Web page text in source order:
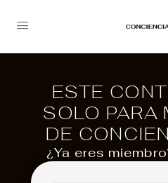
ESTE
SOLO PARA
DE
¿Ya eres